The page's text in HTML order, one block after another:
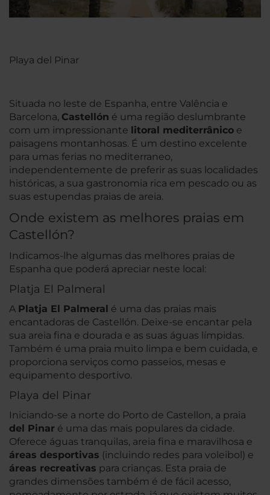
Playa del Pinar
Situada no leste de Espanha, entre Valência e
Barcelona, Castellón é uma região deslumbrante
com um impressionante litoral mediterrânico e
paisagens montanhosas. É um destino excelente
para umas ferias no mediterraneo,
independentemente de preferir as suas localidades
históricas, a sua gastronomia rica em pescado ou as
suas estupendas praias de areia.
Onde existem as melhores praias em
Castellón?
Indicamos-lhe algumas das melhores praias de
Espanha que poderá apreciar neste local:
Platja El Palmeral
A Platja El Palmeral é uma das praias mais
encantadoras de Castellón. Deixe-se encantar pela
sua areia fina e dourada e as suas águas límpidas.
Também é uma praia muito limpa e bem cuidada, e
proporciona serviços como passeios, mesas e
equipamento desportivo.
Playa del Pinar
Iniciando-se a norte do Porto de Castellon, a praia
del Pinar é uma das mais populares da cidade.
Oferece águas tranquilas, areia fina e maravilhosa e
áreas desportivas (incluindo redes para voleibol) e
áreas recreativas para crianças. Esta praia de
grandes dimensões também é de fácil acesso,